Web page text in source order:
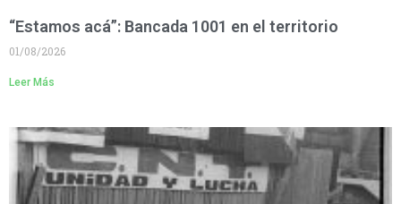
“Estamos acá”: Bancada 1001 en el territorio
01/08/2026
Leer Más